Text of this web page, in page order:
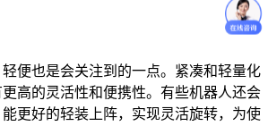
便也是会关注到的一点。紧凑和轻量化
高的灵活性和便携性。有些机器人还会
更好的轻装上阵，实现灵活旋转，为使